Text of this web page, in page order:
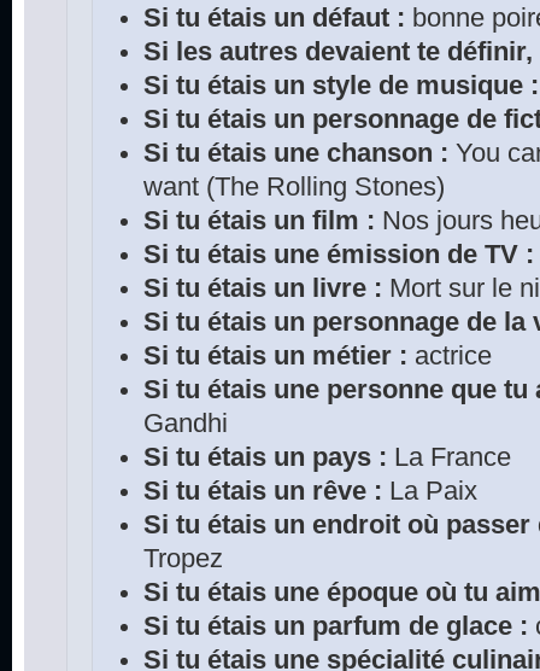
Si tu étais un défaut : bonne
Si les autres devaient te
Si tu étais un style de musique :
Si tu étais un personnage de
Si tu étais une chanson : You
want (The Rolling Stones)
Si tu étais un film : Nos jours
Si tu étais une émission de TV :
Si tu étais un livre : Mort sur le
Si tu étais un personnage de la
Si tu étais un métier : actrice
Si tu étais une personne que
Gandhi
Si tu étais un pays : La France
Si tu étais un rêve : La Paix
Si tu étais un endroit où passer
Tropez
Si tu étais une époque où tu
Si tu étais un parfum de glace :
Si tu étais une spécialité